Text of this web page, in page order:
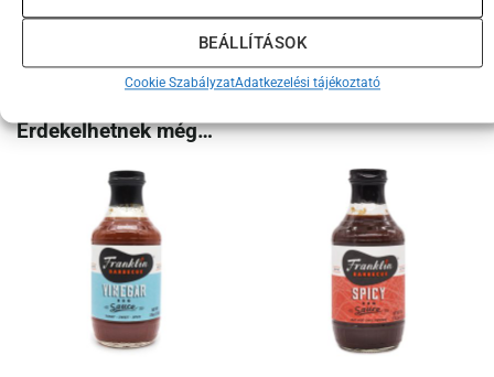
BEÁLLÍTÁSOK
Cookie SzabályzatAdatkezelési tájékoztató
A Sweet Baby Ray’s – Hickory and Brown Sugar BBq szósz
füstös BBQ ízt és az édes utóízt egy szószban megélni!
Érdekelhetnek még…